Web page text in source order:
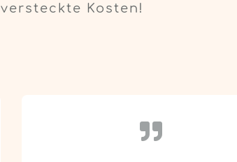
versteckte Kosten!